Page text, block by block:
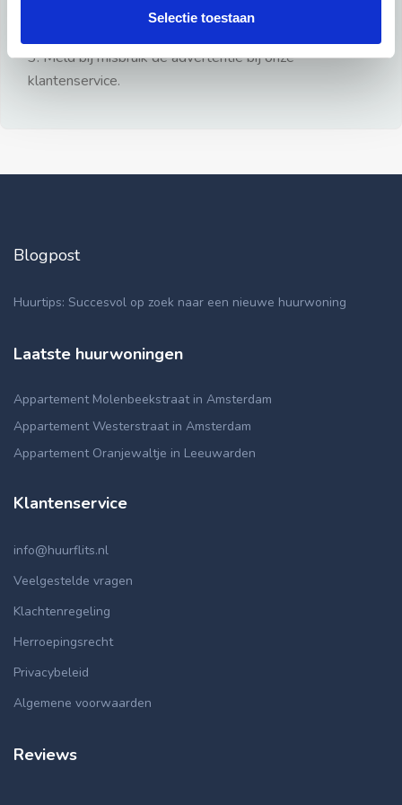
Selectie toestaan
3: Meld bij misbruik de advertentie bij onze
klantenservice.
Blogpost
Huurtips: Succesvol op zoek naar een nieuwe huurwoning
Laatste huurwoningen
Appartement Molenbeekstraat in Amsterdam
Appartement Westerstraat in Amsterdam
Appartement Oranjewaltje in Leeuwarden
Klantenservice
info@huurflits.nl
Veelgestelde vragen
Klachtenregeling
Herroepingsrecht
Privacybeleid
Algemene voorwaarden
Reviews